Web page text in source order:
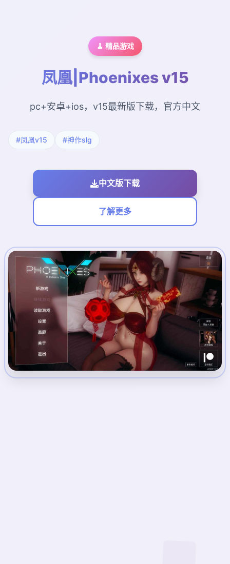
🧹 精品游戏
凤凰|Phoenixes v15
pc+安卓+ios，v15最新版下载，官方中文
#凤凰v15 #神作slg
中文版下载
了解更多